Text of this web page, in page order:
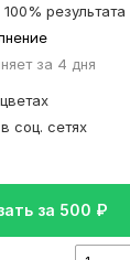
результата
за 4 дня
соц. сетях
за 500 ₽